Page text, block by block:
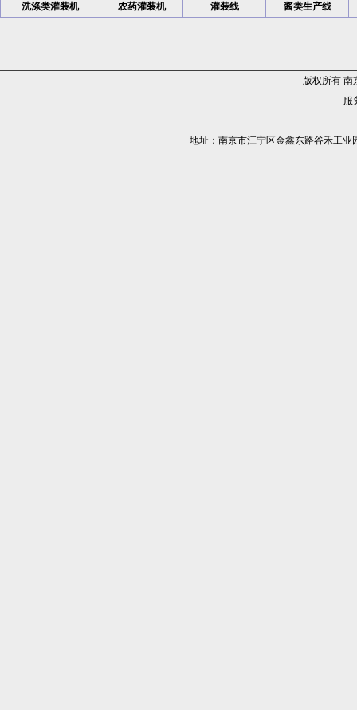
洗涤类灌装机
农药灌装机 灌装线 酱类生产线
版权所有 南
服
地址：南京市江宁区金鑫东路谷禾工